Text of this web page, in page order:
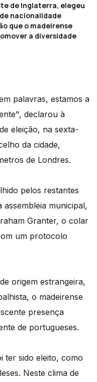
de Inglaterra, elegeu
nacionalidade
que o madeirense
a diversidade
palavras, estamos a
declarou à
eleição, na sexta-
da cidade,
de Londres.
pelos restantes
municipal,
Granter, o colar
um protocolo
origem estrangeira,
o madeirense
presença
de portugueses.
ter sido eleito, como
Neste clima de